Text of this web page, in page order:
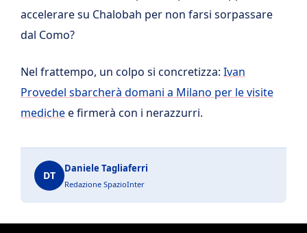
accelerare su Chalobah per non farsi sorpassare
dal Como?
Nel frattempo, un colpo si concretizza: Ivan
Provedel sbarcherà domani a Milano per le visite
medichee firmerà con i nerazzurri.
DT
Daniele Tagliaferri
Redazione SpazioInter